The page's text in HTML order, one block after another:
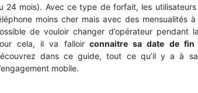
24 mois). Avec ce type de forfait, les utilisateurs
moins cher mais avec des mensualités
de vouloir changer d’opérateur pendant
cela, il va falloirconnaitre sa date de fin
dans ce guide, tout ce qu’il y a à
mobile.